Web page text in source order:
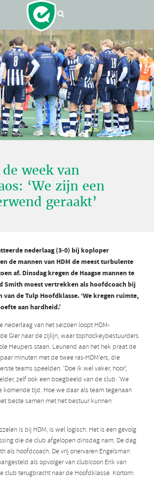
Foto: Koen Suyk
week van
‘We zijn een
geraakt’
nederlaag (3-0) bij koploper
de mannen van HDM de meest turbulente
af. Dinsdag kregen de Haagse mannen te
Smith moest vertrekken als hoofdcoach bij
van de Tulp Hoofdklasse. ‘We kregen ruimte,
aan hardheid.’
nederlaag van het seizoen loopt HDM-
Gier naar de zijlijn, waar tophockeybestuurders
Heupers staan. Leunend aan het hek praat de
minuten met de twee ras-HDM’ers, die
teams speelden. ‘Doe ik wel vaker, hoor’,
zelf ook een boegbeeld van de club. ‘We
komende tijd. Hoe we daar als team tegenaan
beste samen met het bestuur kunnen
is bij HDM, is wel logisch. Het is een gevolg
die de club afgelopen dinsdag nam. De dag
als hoofdcoach. De vrij onervaren Engelsman
als opvolger van clubicoon Erik van
club terugbracht naar de Hoofdklasse. Kortom: